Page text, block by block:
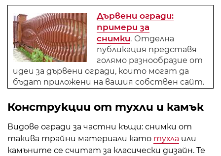
Дървени огради:
примери за
снимки. Отделна
публикация представя
голямо разнообразие от
идеи за дървени огради, които могат да
бъдат приложени на вашия собствен сайт.
Конструкции от тухли и камък
Видове огради за частни къщи: снимки от
такива трайни материали като тухла или
камъните се считат за класически дизайн. Те